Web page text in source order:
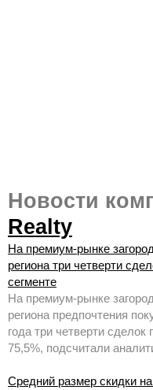
Новости
Realty
На премиум-рынке
региона три четверти
сегменте
На премиум-рынке
региона предпочтения
года три четверти
75,5%, подсчитали
Средний размер скидки